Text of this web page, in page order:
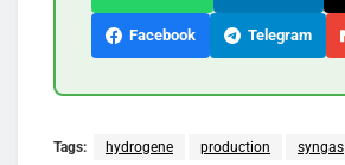
Facebook Telegram
Tags: hydrogene production syngas